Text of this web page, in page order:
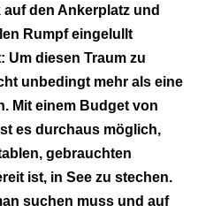
den Ankerplatz und
Rumpf eingelullt
Um diesen Traum zu
unbedingt mehr als eine
Mit einem Budget von
es durchaus möglich,
gebrauchten
ist, in See zu stechen.
suchen muss und auf